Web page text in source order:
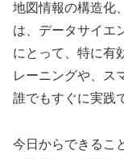
地図情報の構造化
は、データサイエ
にとって、特に有
レーニングや、ス
誰でもすぐに実践
今日からできるこ